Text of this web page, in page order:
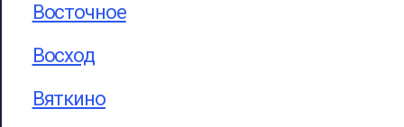
Восточное
Восход
Вяткино